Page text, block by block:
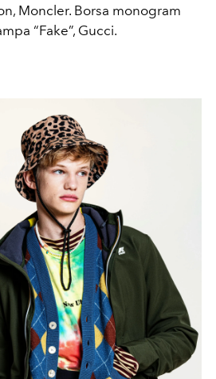
Moncler. Borsa monogram
“Fake”, Gucci.